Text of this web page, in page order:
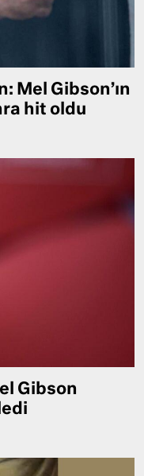
Mel Gibson’ın
hit oldu
Gibson